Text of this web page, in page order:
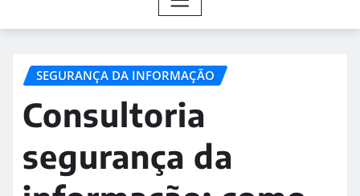
SEGURANÇA DA INFORMAÇÃO
Consultoria
segurança da